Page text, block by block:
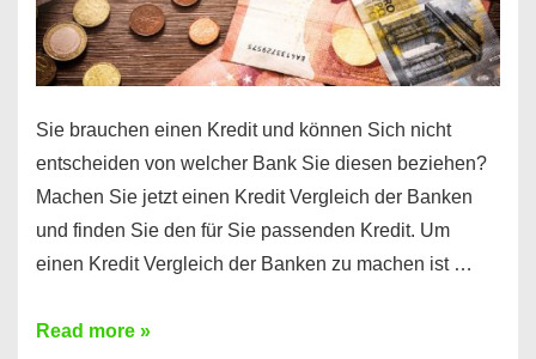
Sie brauchen einen Kredit und können Sich nicht
entscheiden von welcher Bank Sie diesen beziehen?
Machen Sie jetzt einen Kredit Vergleich der Banken
und finden Sie den für Sie passenden Kredit. Um
einen Kredit Vergleich der Banken zu machen ist …
Sie
Read more »